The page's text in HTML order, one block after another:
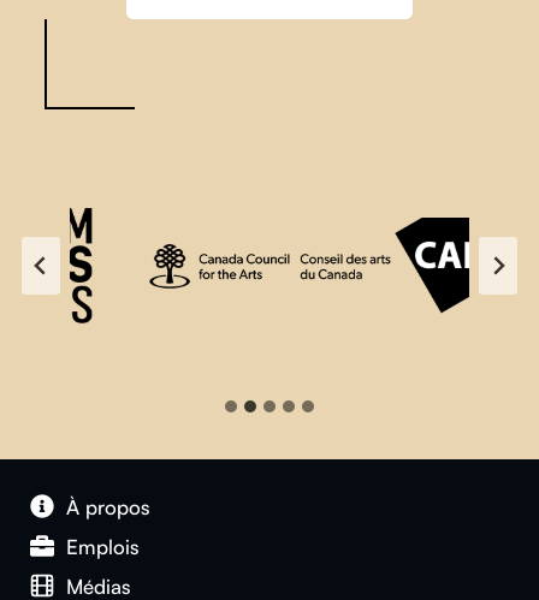
À propos
Emplois
Médias